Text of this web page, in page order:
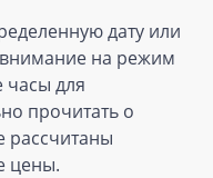
дату или
на режим
часы для
прочитать о
рассчитаны
цены.